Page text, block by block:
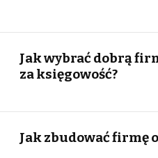
Jak wybrać dobrą
za księgowość?
Jak zbudować firmę